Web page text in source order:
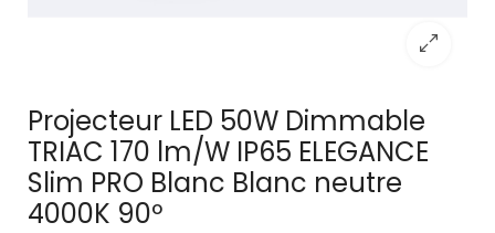
Projecteur LED 50W Dimmable
TRIAC 170 lm/W IP65 ELEGANCE
Slim PRO Blanc Blanc neutre
4000K 90º